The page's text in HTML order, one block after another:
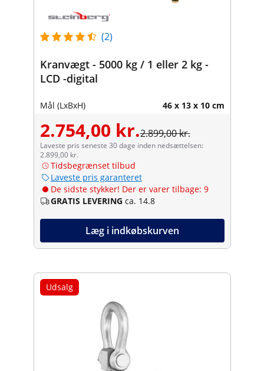
(2)
Kranvægt - 5000 kg / 1 eller 2 kg -
LCD -digital
Mål (LxBxH) 46 x 13 x 10 cm
2.754,00 kr.2.899,00 kr.
Laveste pris seneste 30 dage inden nedsættelsen:
2.899,00 kr.
Tidsbegrænset tilbud
Laveste pris garanteret
De sidste stykker! Der er varer tilbage: 9
GRATIS LEVERING ca. 14.8
Læg i indkøbskurven
Udsalg